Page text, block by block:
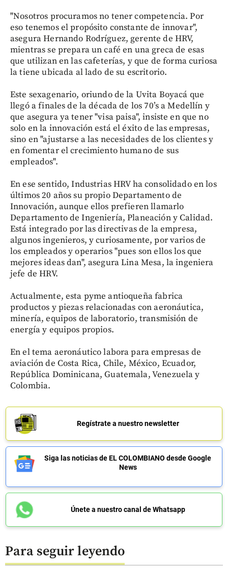
"Nosotros procuramos no tener competencia. Por
eso tenemos el propósito constante de innovar",
asegura Hernando Rodríguez, gerente de HRV,
mientras se prepara un café en una greca de esas
que utilizan en las cafeterías, y que de forma curiosa
la tiene ubicada al lado de su escritorio.
Este sexagenario, oriundo de la Uvita Boyacá que
llegó a finales de la década de los 70’s a Medellín y
que asegura ya tener "visa paisa", insiste en que no
solo en la innovación está el éxito de las empresas,
sino en "ajustarse a las necesidades de los clientes y
en fomentar el crecimiento humano de sus
empleados".
En ese sentido, Industrias HRV ha consolidado en los
últimos 20 años su propio Departamento de
Innovación, aunque ellos prefieren llamarlo
Departamento de Ingeniería, Planeación y Calidad.
Está integrado por las directivas de la empresa,
algunos ingenieros, y curiosamente, por varios de
los empleados y operarios "pues son ellos los que
mejores ideas dan", asegura Lina Mesa, la ingeniera
jefe de HRV.
Actualmente, esta pyme antioqueña fabrica
productos y piezas relacionadas con aeronáutica,
minería, equipos de laboratorio, transmisión de
energía y equipos propios.
En el tema aeronáutico labora para empresas de
aviación de Costa Rica, Chile, México, Ecuador,
República Dominicana, Guatemala, Venezuela y
Colombia.
Regístrate a nuestro newsletter
Siga las noticias de EL COLOMBIANO desde Google
News
Únete a nuestro canal de Whatsapp
Para seguir leyendo